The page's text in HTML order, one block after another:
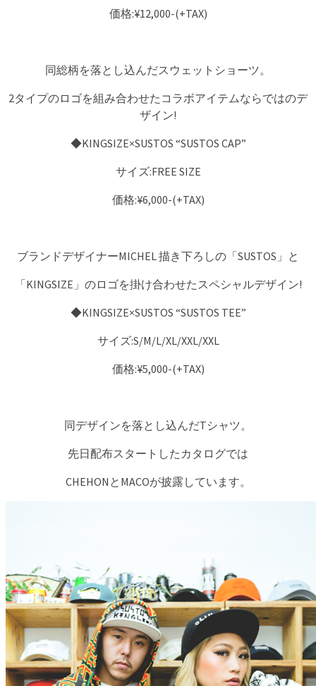
価格:¥12,000-(+TAX)
同総柄を落とし込んだスウェットショーツ。
2タイプのロゴを組み合わせたコラボアイテムならではのデ
ザイン!
◆KINGSIZE×SUSTOS “SUSTOS CAP”
サイズ:FREE SIZE
価格:¥6,000-(+TAX)
ブランドデザイナーMICHEL 描き下ろしの「SUSTOS」と
「KINGSIZE」のロゴを掛け合わせたスペシャルデザイン!
◆KINGSIZE×SUSTOS “SUSTOS TEE”
サイズ:S/M/L/XL/XXL/XXL
価格:¥5,000-(+TAX)
同デザインを落とし込んだTシャツ。
先日配布スタートしたカタログでは
CHEHONとMACOが披露しています。